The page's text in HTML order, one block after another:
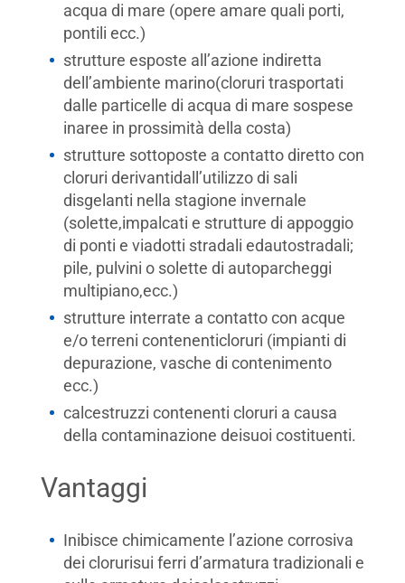
acqua di mare (opere amare quali porti,
pontili ecc.)
strutture esposte all’azione indiretta
dell’ambiente marino(cloruri trasportati
dalle particelle di acqua di mare sospese
inaree in prossimità della costa)
strutture sottoposte a contatto diretto con
cloruri derivantidall’utilizzo di sali
disgelanti nella stagione invernale
(solette,impalcati e strutture di appoggio
di ponti e viadotti stradali edautostradali;
pile, pulvini o solette di autoparcheggi
multipiano,ecc.)
strutture interrate a contatto con acque
e/o terreni contenenticloruri (impianti di
depurazione, vasche di contenimento
ecc.)
calcestruzzi contenenti cloruri a causa
della contaminazione deisuoi costituenti.
Vantaggi
Inibisce chimicamente l’azione corrosiva
dei clorurisui ferri d’armatura tradizionali e